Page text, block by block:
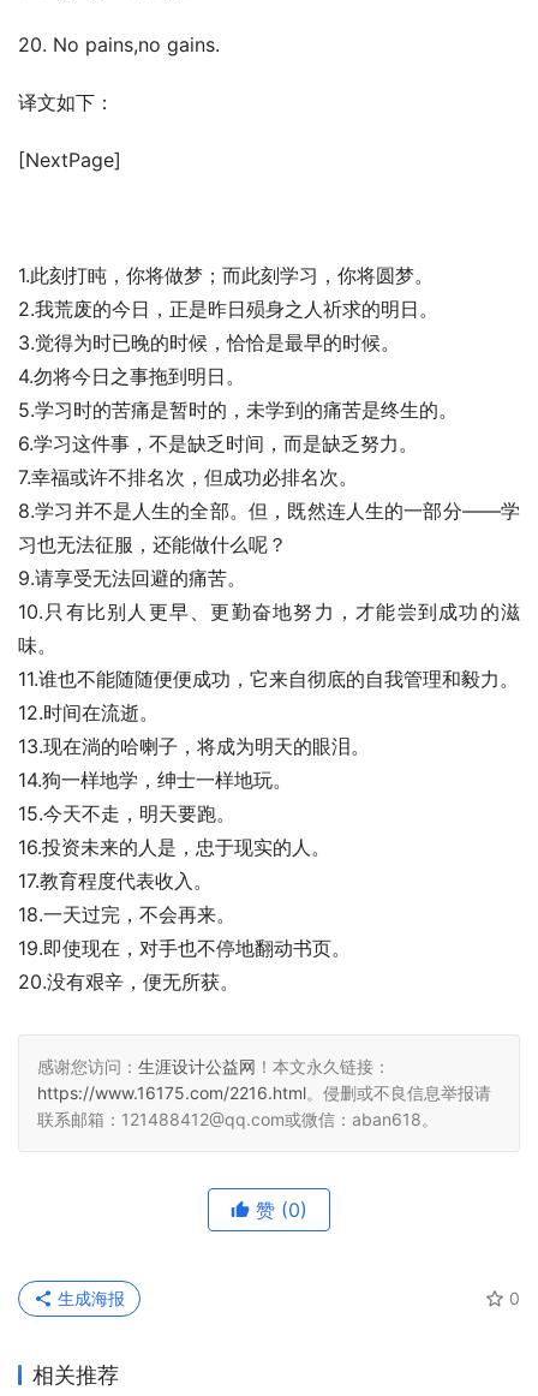
20. No pains,no gains.
译文如下：
[NextPage]
1.此刻打盹，你将做梦；而此刻学习，你将圆梦。
2.我荒废的今日，正是昨日殒身之人祈求的明日。
3.觉得为时已晚的时候，恰恰是最早的时候。
4.勿将今日之事拖到明日。
5.学习时的苦痛是暂时的，未学到的痛苦是终生的。
6.学习这件事，不是缺乏时间，而是缺乏努力。
7.幸福或许不排名次，但成功必排名次。
8.学习并不是人生的全部。但，既然连人生的一部分——学
习也无法征服，还能做什么呢？
9.请享受无法回避的痛苦。
10.只有比别人更早、更勤奋地努力，才能尝到成功的滋
味。
12.时间在流逝。
13.现在淌的哈喇子，将成为明天的眼泪。
14.狗一样地学，绅士一样地玩。
15.今天不走，明天要跑。
16.投资未来的人是，忠于现实的人。
17.教育程度代表收入。
18.一天过完，不会再来。
19.即使现在，对手也不停地翻动书页。
20.没有艰辛，便无所获。
感谢您访问： 生涯设计公益网 ！本文永久链接：
https://www.16175.com/2216.html。侵删或不良信息举报请
联系邮箱：121488412@qq.com或微信：aban618。
赞 (0)
0
生成海报
相关推荐